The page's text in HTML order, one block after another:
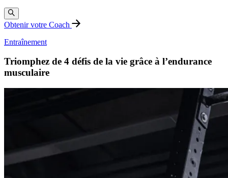
Obtenir votre Coach
Entraînement
Triomphez de 4 défis de la vie grâce à l’endurance
musculaire